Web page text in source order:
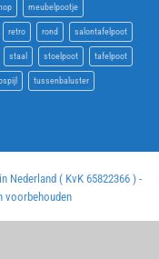
meubelpootje
retro rond salontafelpoot
staal stoelpoot tafelpoot
tussenbaluster
Nederland ( KvK 65822366 ) -
voorbehouden